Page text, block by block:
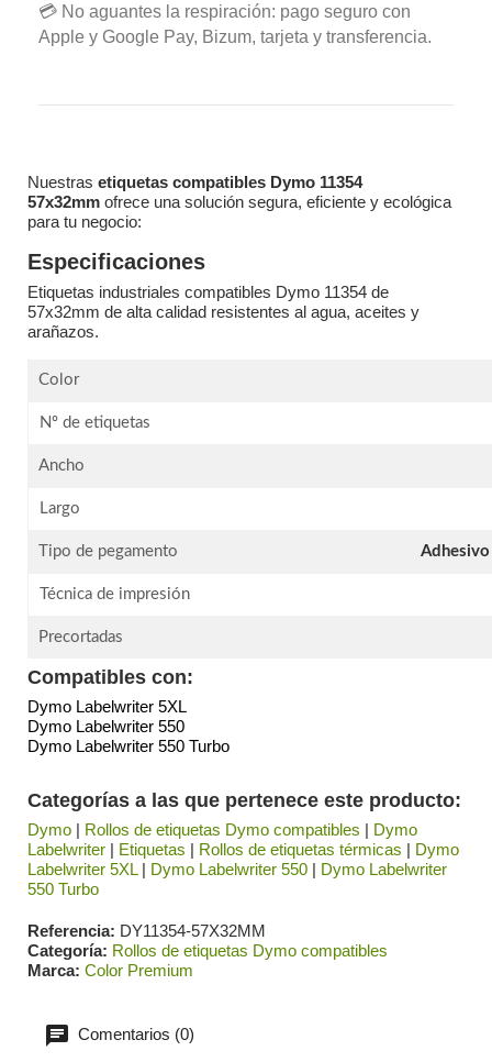
💳 No aguantes la respiración: pago seguro con
Apple y Google Pay, Bizum, tarjeta y transferencia.
Nuestras etiquetas compatibles Dymo 11354
57x32mm ofrece una solución segura, eficiente y ecológica
para tu negocio:
Especificaciones
Etiquetas industriales compatibles Dymo 11354 de
57x32mm de alta calidad resistentes al agua, aceites y
arañazos.
Color
Nº de etiquetas
Ancho
Largo
Tipo de pegamento
Técnica de impresión
Precortadas
Compatibles con:
Dymo Labelwriter 5XL
Dymo Labelwriter 550
Dymo Labelwriter 550 Turbo
Categorías a las que pertenece este producto:
Dymo | Rollos de etiquetas Dymo compatibles | Dymo
Labelwriter | Etiquetas | Rollos de etiquetas térmicas | Dymo
Labelwriter 5XL| Dymo Labelwriter 550 | Dymo Labelwriter
550 Turbo
Referencia DY11354-57X32MM
Categoría Rollos de etiquetas Dymo compatibles
Marca Color Premium
Comentarios (0)